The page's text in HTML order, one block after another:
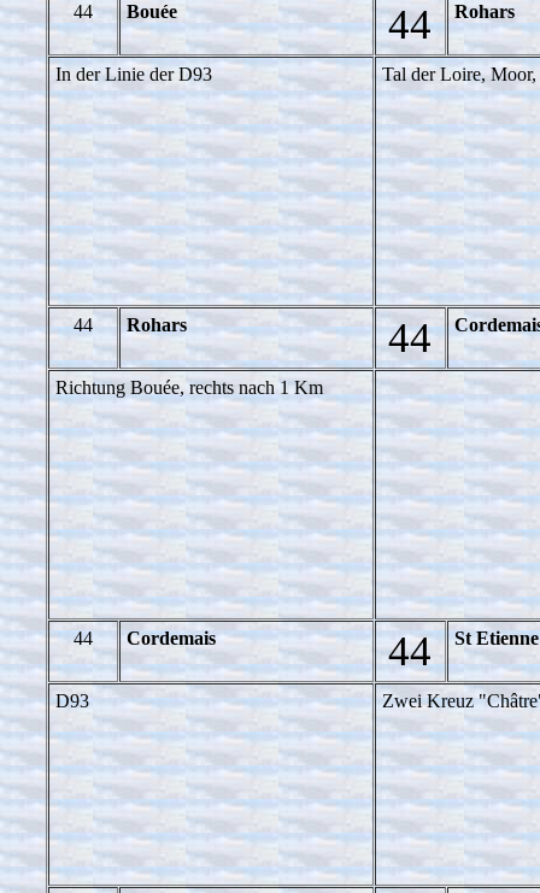
44 Bouée 44 Rohars
In der Linie der D93 Tal der Loire,
44 Rohars 44
Richtung Bouée, rechts nach 1 Km
44 Cordemais 44 St
D93 Zwei Kreuz